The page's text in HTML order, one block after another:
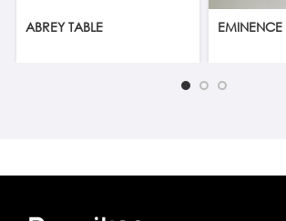
ABREY TABLE